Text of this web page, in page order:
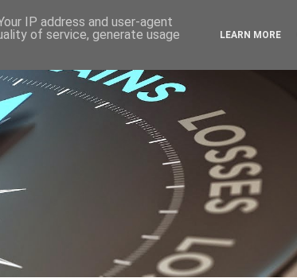
IP address and user-agent
of service, generate usage
LEARN MORE